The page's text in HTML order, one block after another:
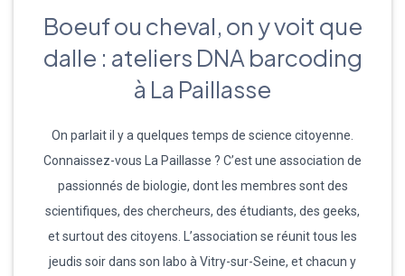
Boeuf ou cheval, on y voit que
dalle : ateliers DNA barcoding
à La Paillasse
On parlait il y a quelques temps de science citoyenne.
Connaissez-vous La Paillasse ? C’est une association de
passionnés de biologie, dont les membres sont des
scientifiques, des chercheurs, des étudiants, des geeks,
et surtout des citoyens. L’association se réunit tous les
jeudis soir dans son labo à Vitry-sur-Seine, et chacun y